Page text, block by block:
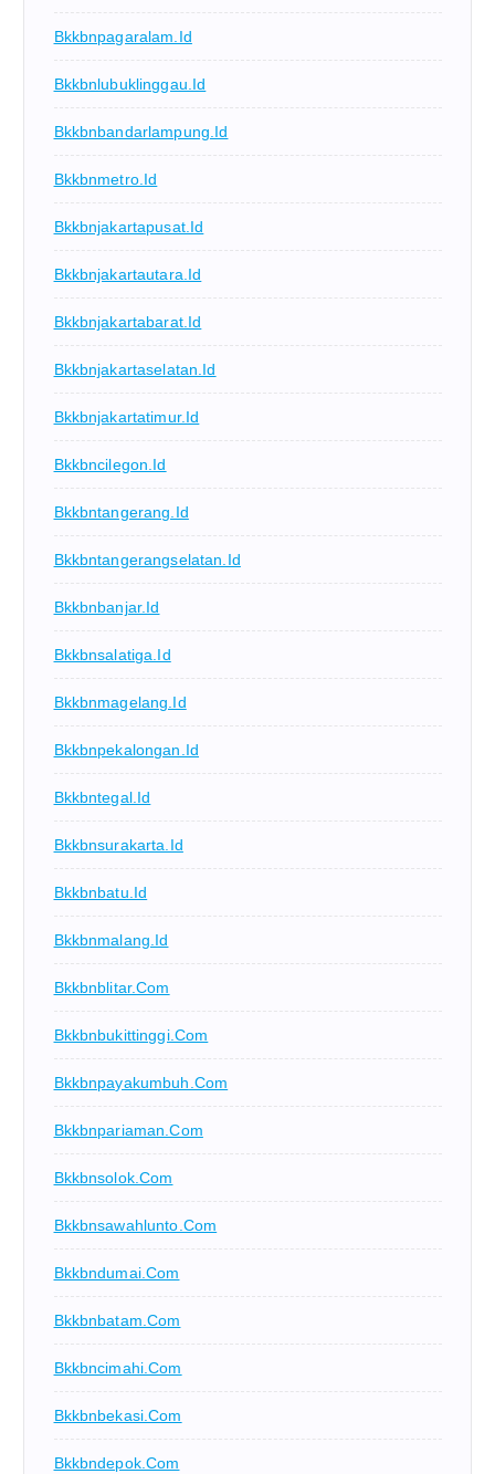
Bkkbnpagaralam.id
Bkkbnlubuklinggau.id
Bkkbnbandarlampung.id
Bkkbnmetro.id
Bkkbnjakartapusat.id
Bkkbnjakartautara.id
Bkkbnjakartabarat.id
Bkkbnjakartaselatan.id
Bkkbnjakartatimur.id
Bkkbncilegon.id
Bkkbntangerang.id
Bkkbntangerangselatan.id
Bkkbnbanjar.id
Bkkbnsalatiga.id
Bkkbnmagelang.id
Bkkbnpekalongan.id
Bkkbntegal.id
Bkkbnsurakarta.id
Bkkbnbatu.id
Bkkbnmalang.id
Bkkbnblitar.com
Bkkbnbukittinggi.com
Bkkbnpayakumbuh.com
Bkkbnpariaman.com
Bkkbnsolok.com
Bkkbnsawahlunto.com
Bkkbndumai.com
Bkkbnbatam.com
Bkkbncimahi.com
Bkkbnbekasi.com
Bkkbndepok.com